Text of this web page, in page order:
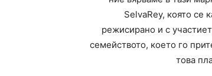
SelvaRey, която се
режисирано и с
семейството, което го
това